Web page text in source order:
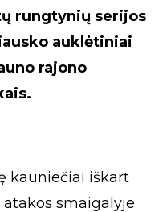
rungtynių serijos
auklėtiniai
rajono
kauniečiai iškart
smaigalyje